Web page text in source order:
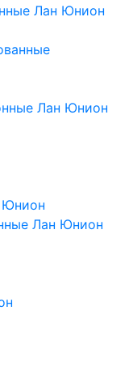
Лан Юнион
Лан Юнион
Юнион
Лан Юнион